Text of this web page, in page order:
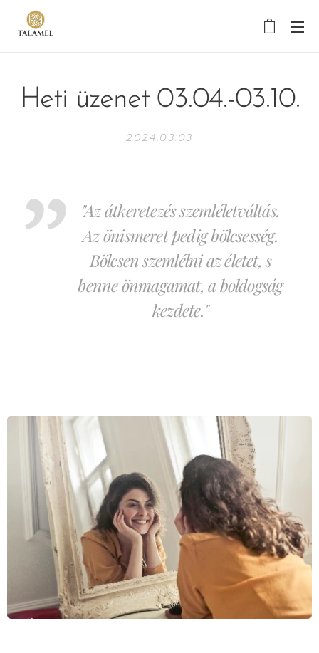
Heti üzenet 03.04.-03.10.
2024.03.03
"Az átkeretezés szemléletváltás.
Az önismeret pedig bölcsesség.
Bölcsen szemlélni az életet, s
benne önmagamat, a boldogság
kezdete."